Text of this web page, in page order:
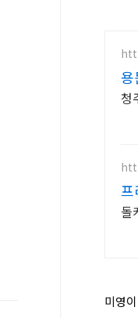
청
돌
미영